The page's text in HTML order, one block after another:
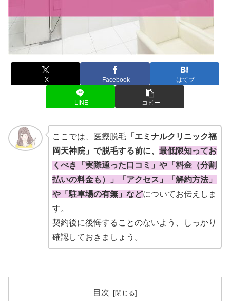
X Facebook はてブ
LINE コピー
ここでは、医療脱毛「エミナルクリニック福
岡天神院」で脱毛する前に、 最低限知ってお
くべき「実際通った口コミ」や「料金（分割
払いの料金も）」「アクセス」「解約方法」
や「駐車場の有無」などについてお伝えしま
す。
契約後に後悔することのないよう、しっかり
確認しておきましょう。
目次